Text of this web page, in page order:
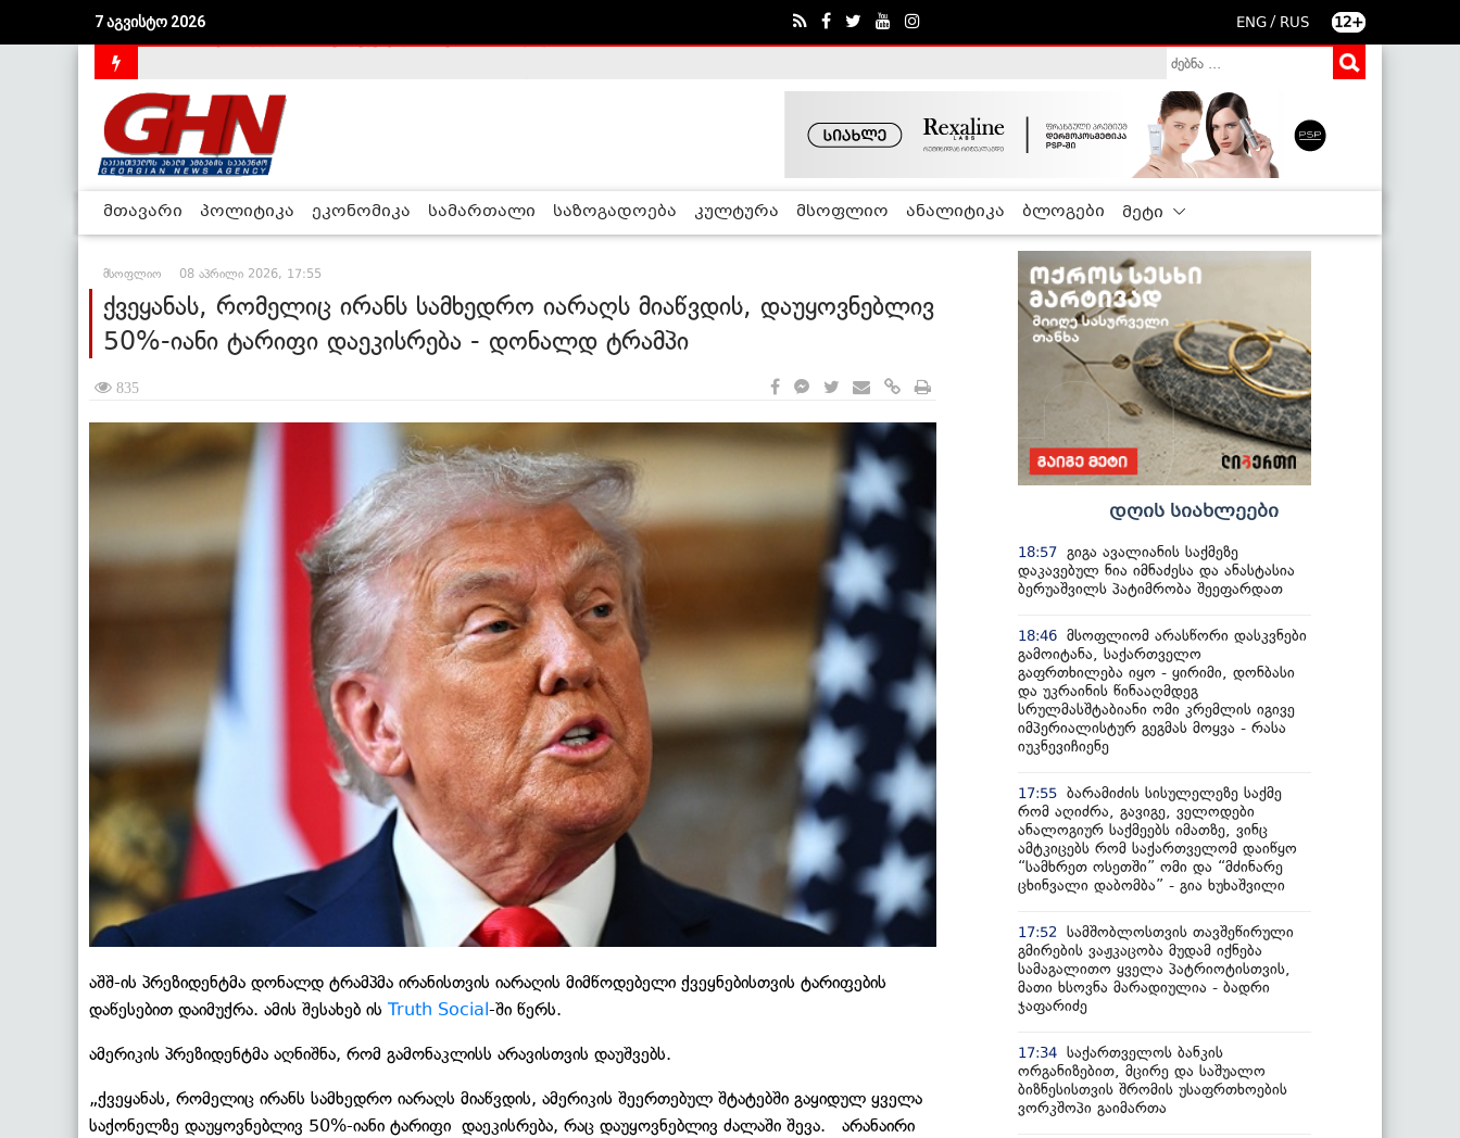
7 აგვისტო 2026 ENG / RUS 12+
მთავარი პოლიტიკა ეკონომიკა სამართალი საზოგადოება კულტურა მსოფლიო ანალიტიკა ბლოგები მეტი
მსოფლიო 08 აპრილი 2026, 17:55
ქვეყანას, რომელიც ირანს სამხედრო იარაღს მიაწვდის, დაუყოვნებლივ
50%-იანი ტარიფი დაეკისრება - დონალდ ტრამპი
835
აშშ-ის პრეზიდენტმა დონალდ ტრამპმა ირანისთვის იარაღის მიმწოდებელი ქვეყნებისთვის ტარიფების
დაწესებით დაიმუქრა. ამის შესახებ ის Truth Social -ში წერს.
ამერიკის პრეზიდენტმა აღნიშნა, რომ გამონაკლისს არავისთვის დაუშვებს.
„ქვეყანას, რომელიც ირანს სამხედრო იარაღს მიაწვდის, ამერიკის შეერთებულ შტატებში გაყიდულ ყველა
საქონელზე დაუყოვნებლივ 50%-იანი ტარიფი დაეკისრება, რაც დაუყოვნებლივ ძალაში შევა. არანაირი
დღის სიახლეები
18:57 გიგა ავალიანის საქმეზე
დაკავებულ ნია იმნაძესა და ანასტასია
ბერუაშვილს პატიმრობა შეეფარდათ
18:46 მსოფლიომ არასწორი დასკვნები
გამოიტანა, საქართველო
გაფრთხილება იყო - ყირიმი, დონბასი
და უკრაინის წინააღმდეგ
სრულმასშტაბიანი ომი კრემლის იგივე
იმპერიალისტურ გეგმას მოყვა - რასა
იუკნევიჩიენე
17:55 ბარამიძის სისულელეზე საქმე
რომ აღიძრა, გავიგე, ველოდები
ანალოგიურ საქმეებს იმათზე, ვინც
ამტკიცებს რომ საქართველომ დაიწყო
“სამხრეთ ოსეთში” ომი და “მძინარე
ცხინვალი დაბომბა” - გია ხუხაშვილი
17:52
სამშობლოსთვის თავშეწირული
გმირების ვაჟკაცობა მუდამ იქნება
სამაგალითო ყველა პატრიოტისთვის,
მათი ხსოვნა მარადიულია - ბადრი
ჯაფარიძე
17:34 საქართველოს ბანკის
ორგანიზებით, მცირე და საშუალო
ბიზნესისთვის შრომის უსაფრთხოების
ვორკშოპი გაიმართა